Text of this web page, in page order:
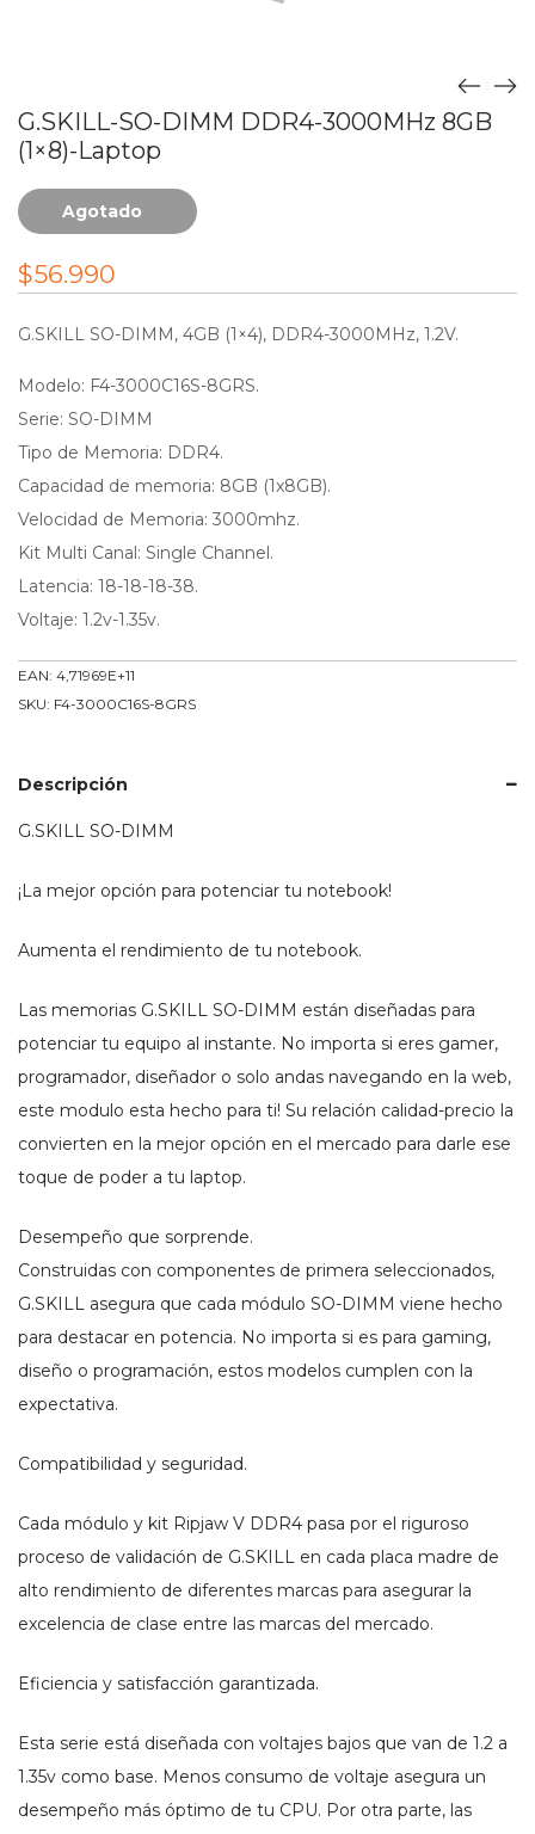
G.SKILL-SO-DIMM DDR4-3000MHz 8GB
(1×8)-Laptop
Agotado
$56.990
G.SKILL SO-DIMM, 4GB (1×4), DDR4-3000MHz, 1.2V.
Modelo: F4-3000C16S-8GRS.
Serie: SO-DIMM
Tipo de Memoria: DDR4.
Capacidad de memoria: 8GB (1x8GB).
Velocidad de Memoria: 3000mhz.
Kit Multi Canal: Single Channel.
Latencia: 18-18-18-38.
Voltaje: 1.2v-1.35v.
EAN: 4,71969E+11
SKU: F4-3000C16S-8GRS
Descripción
G.SKILL SO-DIMM
¡La mejor opción para potenciar tu notebook!
Aumenta el rendimiento de tu notebook.
Las memorias G.SKILL SO-DIMM están diseñadas para
potenciar tu equipo al instante. No importa si eres gamer,
programador, diseñador o solo andas navegando en la web,
este modulo esta hecho para ti! Su relación calidad-precio la
convierten en la mejor opción en el mercado para darle ese
toque de poder a tu laptop.
Desempeño que sorprende.
Construidas con componentes de primera seleccionados,
G.SKILL asegura que cada módulo SO-DIMM viene hecho
para destacar en potencia. No importa si es para gaming,
diseño o programación, estos modelos cumplen con la
expectativa.
Compatibilidad y seguridad.
Cada módulo y kit Ripjaw V DDR4 pasa por el riguroso
proceso de validación de G.SKILL en cada placa madre de
alto rendimiento de diferentes marcas para asegurar la
excelencia de clase entre las marcas del mercado.
Eficiencia y satisfacción garantizada.
Esta serie está diseñada con voltajes bajos que van de 1.2 a
1.35v como base. Menos consumo de voltaje asegura un
desempeño más óptimo de tu CPU. Por otra parte, las